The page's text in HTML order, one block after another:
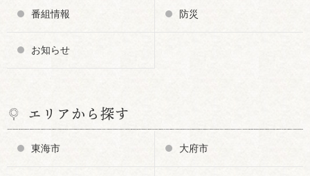
番組情報 防災
お知らせ
エリアから探す
東海市 大府市